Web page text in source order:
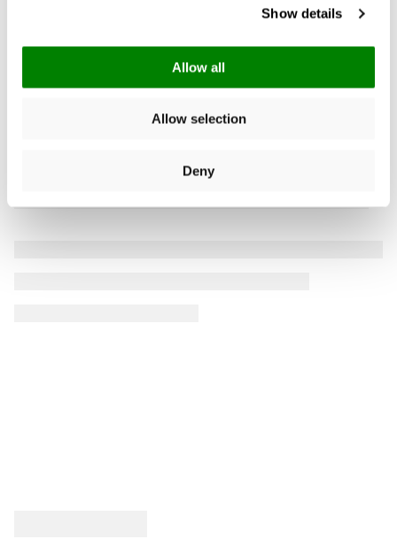
Show details
Allow all
Allow selection
Deny